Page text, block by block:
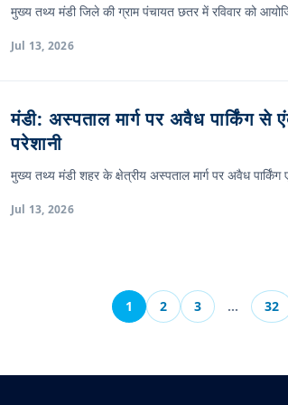
मुख्य तथ्य मंडी जिले की ग्राम पंचायत छतर में रविवार को
Jul 13, 2026
मंडी: अस्पताल मार्ग पर अवैध पार्किंग से
परेशानी
मुख्य तथ्य मंडी शहर के क्षेत्रीय अस्पताल मार्ग पर अवैध
Jul 13, 2026
1 2 3 … 32